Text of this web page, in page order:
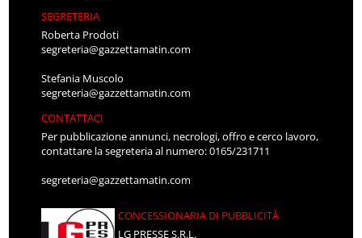
SEGRETERIA
Roberta Prodoti
segreteria@gazzettamatin.com
Stefania Muscolo
segreteria@gazzettamatin.com
CONTATTACI
Per pubblicazione annunci, necrologi, offro e cerco lavoro,
contattare la segreteria al numero: 0165/231711
segreteria@gazzettamatin.com
CONCESSIONARIA DI PUBBLICITÀ
LG PRESSE S.R.L.